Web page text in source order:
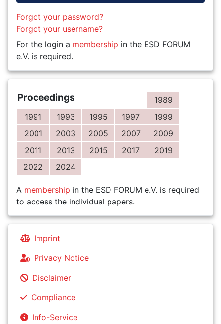
Forgot your password?
Forgot your username?
For the login a membership in the ESD FORUM
e.V. is required.
Proceedings
1989
1991
1993 1995 1997
1999
2001
2003 2005 2007
2009
2011
2013 2015 2017
2019
2022
2024
A membership in the ESD FORUM e.V. is required
to access the individual papers.
Imprint
Privacy Notice
Disclaimer
Compliance
Info-Service